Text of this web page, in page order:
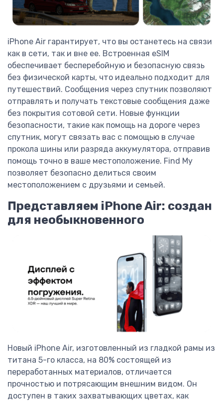
iPhone Air гарантирует, что вы останетесь на связи
как в сети, так и вне ее. Встроенная eSIM
обеспечивает бесперебойную и безопасную связь
без физической карты, что идеально подходит для
путешествий. Сообщения через спутник позволяют
отправлять и получать текстовые сообщения даже
без покрытия сотовой сети. Новые функции
безопасности, такие как помощь на дороге через
спутник, могут связать вас с помощью в случае
прокола шины или разряда аккумулятора, отправив
помощь точно в ваше местоположение. Find My
позволяет безопасно делиться своим
местоположением с друзьями и семьей.
Представляем iPhone Air: создан
для необыкновенного
Новый iPhone Air, изготовленный из гладкой рамы из
титана 5-го класса, на 80% состоящей из
переработанных материалов, отличается
прочностью и потрясающим внешним видом. Он
доступен в таких захватывающих цветах, как